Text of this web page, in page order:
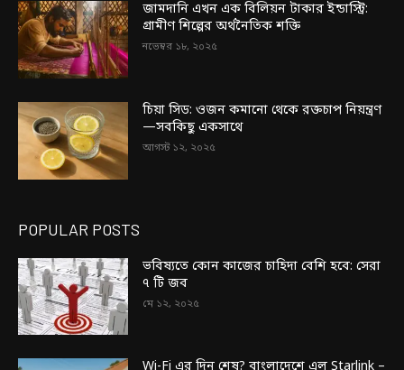
জামদানি এখন এক বিলিয়ন টাকার ইন্ডাস্ট্রি:
গ্রামীণ শিল্পের অর্থনৈতিক শক্তি
নভেম্বর ১৮, ২০২৫
চিয়া সিড: ওজন কমানো থেকে রক্তচাপ নিয়ন্ত্রণ
—সবকিছু একসাথে
আগস্ট ১২, ২০২৫
POPULAR POSTS
ভবিষ্যতে কোন কাজের চাহিদা বেশি হবে: সেরা
৭ টি জব
মে ১২, ২০২৫